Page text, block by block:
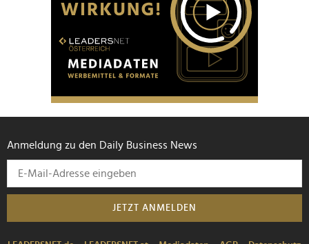
Anmeldung zu den Daily Business News
JETZT ANMELDEN